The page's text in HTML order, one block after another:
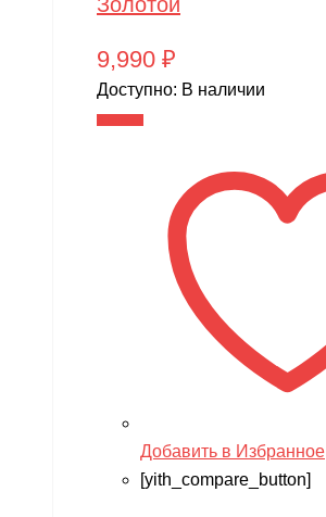
9,990 ₽
Доступно: В наличии
Добавить в Избранное
[yith_compare_button]